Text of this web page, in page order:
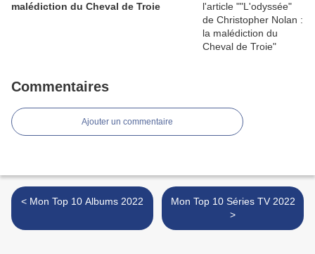
malédiction du Cheval de Troie
Commentaires
Ajouter un commentaire
< Mon Top 10 Albums 2022
Mon Top 10 Séries TV 2022
>